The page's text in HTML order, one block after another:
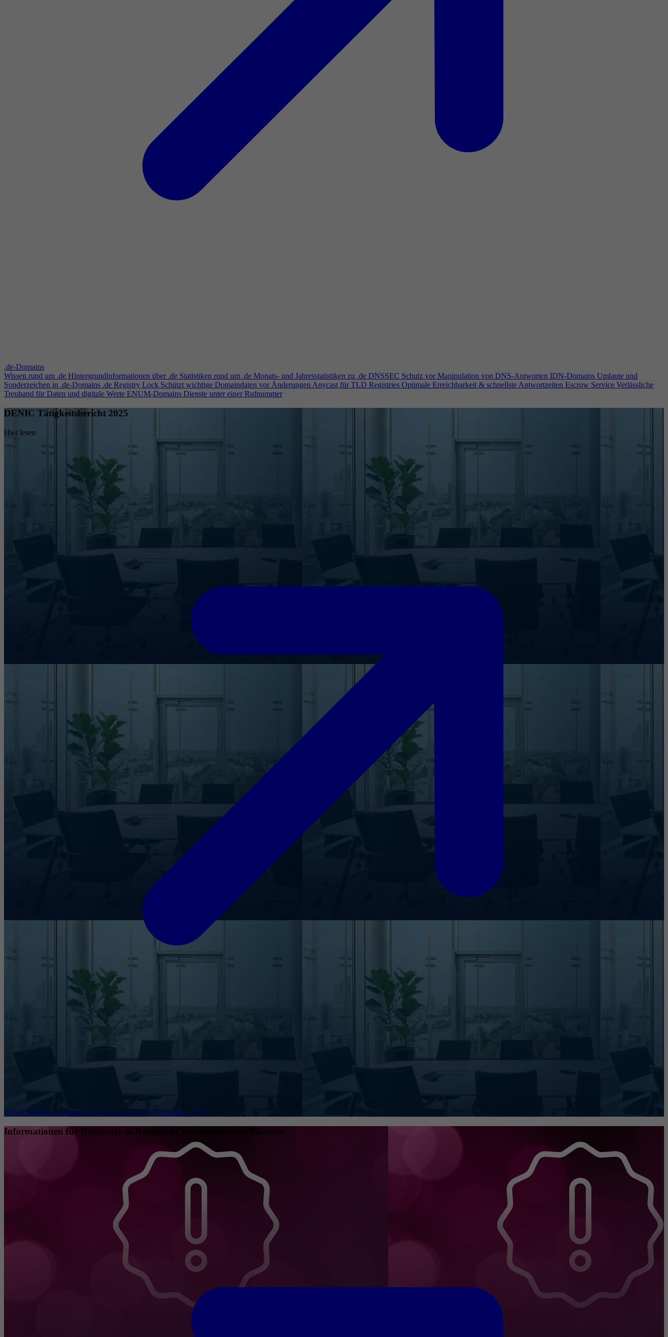
.de-Domains
Wissen rund um .de Hintergrundinformationen über .de Statistiken rund um .de Monats- und Jahresstatistiken zu .de DNSSEC Schutz vor Manipulation von DNS-Antworten IDN-Domains Umlaute und
Sonderzeichen in .de-Domains .de Registry Lock Schützt wichtige Domaindaten vor ÄnderungenAnycast für TLD Registries Optimale Erreichbarkeit & schnellste Antwortzeiten Escrow Service Verlässliche
Treuhand für Daten und digitale Werte ENUM-Domains Dienste unter einer Rufnummer
DENIC Tätigkeitsbericht 2025
Hier lesen
Entwicklungen im Internet Governance Umfeld November 2025
Informationen für Registrare & Reseller zu Inhaberdatenverifikation